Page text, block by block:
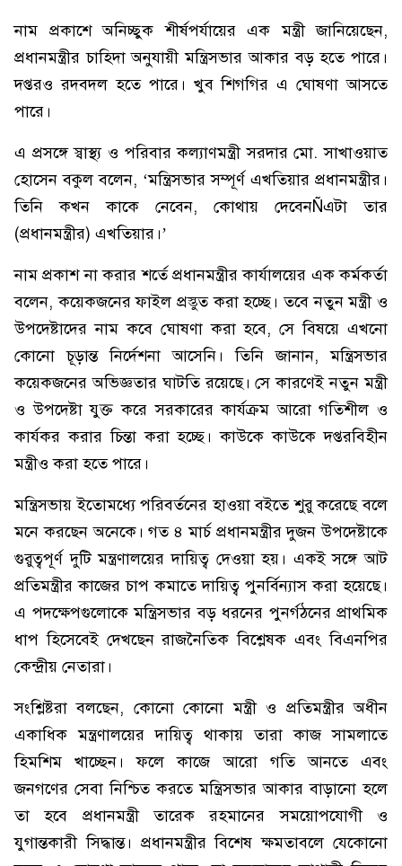
নাম প্রকাশে অনিচ্ছুক শীর্ষপর্যায়ের এক মন্ত্রী জানিয়েছেন,
প্রধানমন্ত্রীর চাহিদা অনুযায়ী মন্ত্রিসভার আকার বড় হতে পারে।
দপ্তরও রদবদল হতে পারে। খুব শিগগির এ ঘোষণা আসতে
পারে।
এ প্রসঙ্গে স্বাস্থ্য ও পরিবার কল্যাণমন্ত্রী সরদার মো. সাখাওয়াত
হোসেন বকুল বলেন, ‘মন্ত্রিসভার সম্পূর্ণ এখতিয়ার প্রধানমন্ত্রীর।
তিনি কখন কাকে নেবেন, কোথায় দেবেনÑএটা তার
(প্রধানমন্ত্রীর) এখতিয়ার।’
নাম প্রকাশ না করার শর্তে প্রধানমন্ত্রীর কার্যালয়ের এক কর্মকর্তা
বলেন, কয়েকজনের ফাইল প্রস্তুত করা হচ্ছে। তবে নতুন মন্ত্রী ও
উপদেষ্টাদের নাম কবে ঘোষণা করা হবে, সে বিষয়ে এখনো
কোনো চূড়ান্ত নির্দেশনা আসেনি। তিনি জানান, মন্ত্রিসভার
কয়েকজনের অভিজ্ঞতার ঘাটতি রয়েছে। সে কারণেই নতুন মন্ত্রী
ও উপদেষ্টা যুক্ত করে সরকারের কার্যক্রম আরো গতিশীল ও
কার্যকর করার চিন্তা করা হচ্ছে। কাউকে কাউকে দপ্তরবিহীন
মন্ত্রীও করা হতে পারে।
মন্ত্রিসভায় ইতোমধ্যে পরিবর্তনের হাওয়া বইতে শুরু করেছে বলে
মনে করছেন অনেকে। গত ৪ মার্চ প্রধানমন্ত্রীর দুজন উপদেষ্টাকে
গুরুত্বপূর্ণ দুটি মন্ত্রণালয়ের দায়িত্ব দেওয়া হয়। একই সঙ্গে আট
প্রতিমন্ত্রীর কাজের চাপ কমাতে দায়িত্ব পুনর্বিন্যাস করা হয়েছে।
এ পদক্ষেপগুলোকে মন্ত্রিসভার বড় ধরনের পুনর্গঠনের প্রাথমিক
ধাপ হিসেবেই দেখছেন রাজনৈতিক বিশ্লেষক এবং বিএনপির
কেন্দ্রীয় নেতারা।
সংশ্লিষ্টরা বলছেন, কোনো কোনো মন্ত্রী ও প্রতিমন্ত্রীর অধীন
একাধিক মন্ত্রণালয়ের দায়িত্ব থাকায় তারা কাজ সামলাতে
হিমশিম খাচ্ছেন। ফলে কাজে আরো গতি আনতে এবং
জনগণের সেবা নিশ্চিত করতে মন্ত্রিসভার আকার বাড়ানো হলে
তা হবে প্রধানমন্ত্রী তারেক রহমানের সময়োপযোগী ও
যুগান্তকারী সিদ্ধান্ত। প্রধানমন্ত্রীর বিশেষ ক্ষমতাবলে যেকোনো